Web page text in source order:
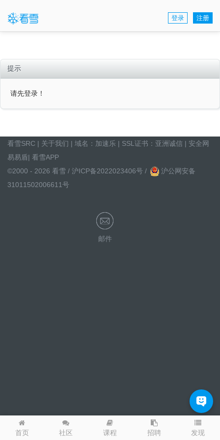
登录 注册
首页 社区 课程 招聘 发现
提示
请先登录！
看雪SRC | 关于我们 | 域名： 加速乐 | SSL证书： 亚洲诚信 | 安全网
易易盾| 看雪APP
©2000 - 2026 看雪 / 沪ICP备2022023406号 /
沪公网安备
31011502006611号
邮件